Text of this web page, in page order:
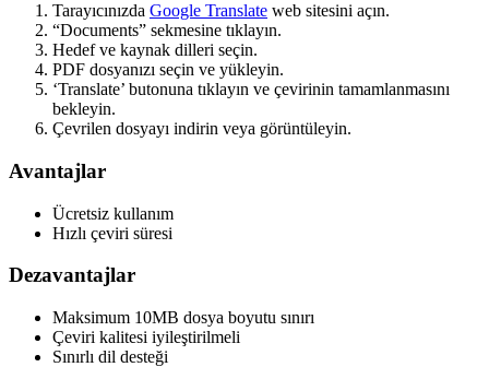
Tarayıcınızda Google Translate web sitesini açın.
“Documents” sekmesine tıklayın.
Hedef ve kaynak dilleri seçin.
PDF dosyanızı seçin ve yükleyin.
‘Translate’ butonuna tıklayın ve çevirinin tamamlanmasını
bekleyin.
Çevrilen dosyayı indirin veya görüntüleyin.
Avantajlar
Ücretsiz kullanım
Hızlı çeviri süresi
Dezavantajlar
Maksimum 10MB dosya boyutu sınırı
Çeviri kalitesi iyileştirilmeli
Sınırlı dil desteği